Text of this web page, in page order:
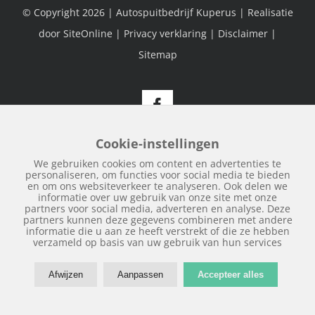
© Copyright 2026 | Autospuitbedrijf Kuperus | Realisatie
door SiteOnline | Privacy verklaring | Disclaimer |
Sitemap
Cookie-instellingen
We gebruiken cookies om content en advertenties te
personaliseren, om functies voor social media te bieden
en om ons websiteverkeer te analyseren. Ook delen we
informatie over uw gebruik van onze site met onze
partners voor social media, adverteren en analyse. Deze
partners kunnen deze gegevens combineren met andere
informatie die u aan ze heeft verstrekt of die ze hebben
verzameld op basis van uw gebruik van hun services
Afwijzen Aanpassen Accepteer alles